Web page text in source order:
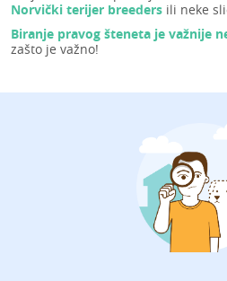
Norvički terijer breeders ili neke
Biranje pravog šteneta je važnije
zašto je važno!